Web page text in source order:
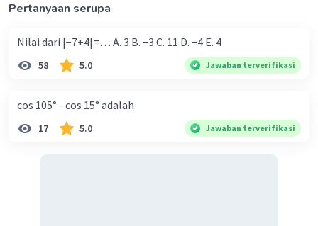
Pertanyaan serupa
Nilai dari |−7+4|=… A. 3 B. −3 C. 11 D. −4 E. 4
58 5.0 Jawaban terverifikasi
cos 105° - cos 15° adalah
17 5.0 Jawaban terverifikasi